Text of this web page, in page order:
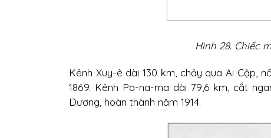
Hình 28. Chiếc
Kênh Xuy-ê dài 130 km, chảy qua Ai Cập,
1869. Kênh Pa-na-ma dài 79,6 km, cắt
Dương, hoàn thành năm 1914.